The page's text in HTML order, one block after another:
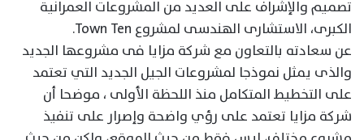
تصميم والإشراف على العديد من المشروعات العمرانية
الكبرى، الاستشارى الهندسى لمشروع Town Ten.
عن سعادته بالتعاون مع شركة مزايا فى مشروعها الجديد
والذى يمثل نموذجا لمشروعات الجيل الجديد التي تعتمد
على التخطيط المتكامل منذ اللحظة الأولى ، موضحا أن
شركة مزايا تعتمد على رؤي واضحة وإصرار على تنفيذ